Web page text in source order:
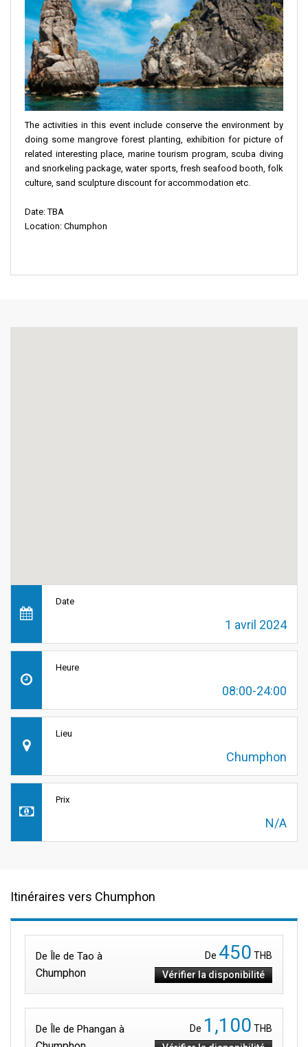
The activities in this event include conserve the environment by
doing some mangrove forest planting, exhibition for picture of
related interesting place, marine tourism program, scuba diving
and snorkeling package, water sports, fresh seafood booth, folk
culture, sand sculpture discount for accommodation etc.
Date: TBA
Location: Chumphon
Date
1 avril 2024
Heure
08:00-24:00
Lieu
Chumphon
Prix
N/A
Itinéraires vers Chumphon
De Île de Tao à
Chumphon
De 450 THB
Vérifier la disponibilité
De Île de Phangan à De 1,100 THB